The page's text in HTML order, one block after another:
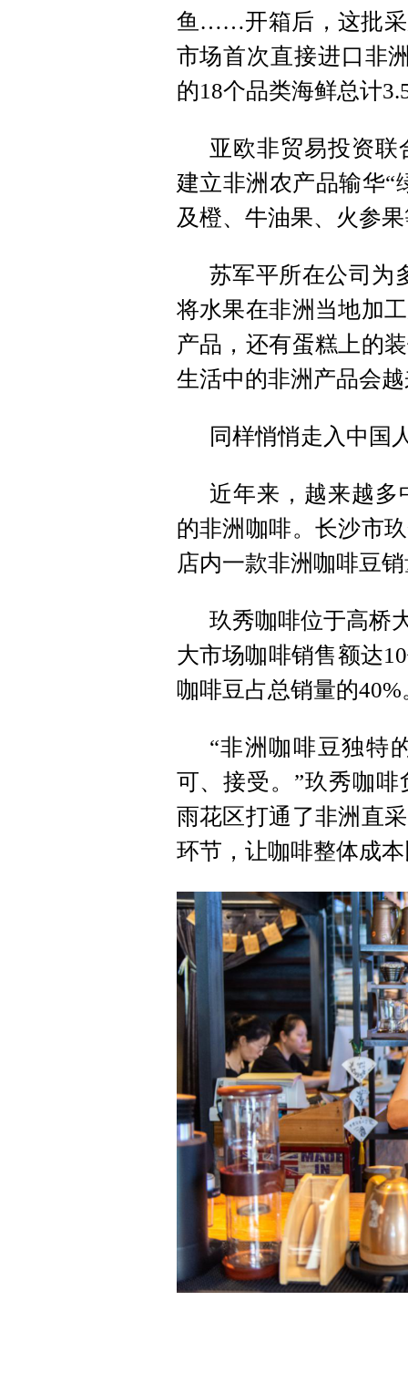
鱼……开箱后，这批采
市场首次直接进口非
的18个品类海鲜总计
亚欧非贸易投资
建立非洲农产品输华“
及橙、牛油果、火参
苏军平所在公司为
将水果在非洲当地加
产品，还有蛋糕上的
生活中的非洲产品会
同样悄悄走入中国
近年来，越来越多
的非洲咖啡。长沙市
店内一款非洲咖啡豆
玖秀咖啡位于高桥
大市场咖啡销售额达
咖啡豆占总销量的40%
“非洲咖啡豆独特
可、接受。”玖秀咖
雨花区打通了非洲直
环节，让咖啡整体成